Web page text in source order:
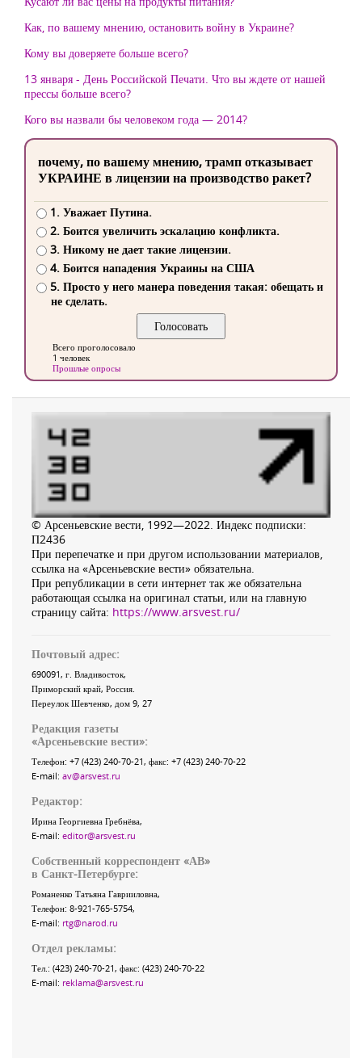
Как, по вашему мнению, остановить войну в Украине?
Кому вы доверяете больше всего?
13 января - День Российской Печати. Что вы ждете от нашей
прессы больше всего?
Кого вы назвали бы человеком года — 2014?
почему, по вашему мнению, трамп отказывает
УКРАИНЕ в лицензии на производство ракет?
1. Уважает Путина.
2. Боится увеличить эскалацию конфликта.
3. Никому не дает такие лицензии.
4. Боится нападения Украины на США
5. Просто у него манера поведения такая: обещать и
не сделать.
Всего проголосовало
1 человек
Прошлые опросы
© Арсеньевские вести, 1992—2022. Индекс подписки:
П2436
При перепечатке и при другом использовании материалов,
ссылка на «Арсеньевские вести» обязательна.
При републикации в сети интернет так же обязательна
работающая ссылка на оригинал статьи, или на главную
страницу сайта: https://www.arsvest.ru/
Почтовый адрес:
690091, г. Владивосток,
Приморский край, Россия
Переулок Шевченко, дом 9, 27
Редакция газеты
«Арсеньевские вести»:
Телефон: +7 (423) 240-70-21, факс: +7 (423) 240-70-22
E-mail: av@arsvest.ru
Редактор:
Ирина Георгиевна Гребнёва,
E-mail: editor@arsvest.ru
Собственный корреспондент «АВ»
в Санкт-Петербурге:
Романенко Татьяна Гаврииловна,
Телефон: 8-921-765-5754,
E-mail: rtg@narod.ru
Отдел рекламы:
Тел.: (423) 240-70-21, факс: (423) 240-70-22
E-mail: reklama@arsvest.ru